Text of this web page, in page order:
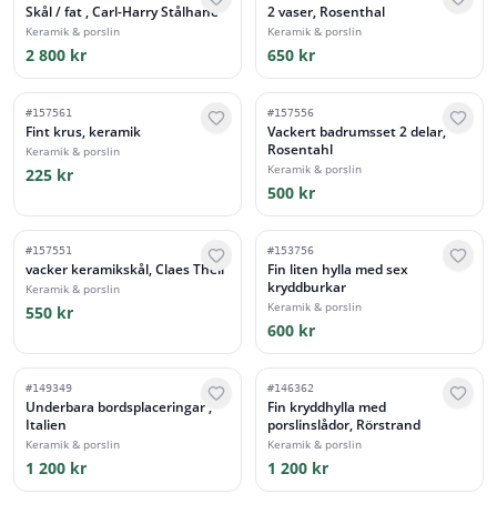
Skål / fat , Carl-Harry Stålhane
Keramik & porslin
2 800 kr
2 vaser, Rosenthal
Keramik & porslin
650 kr
#157561
Fint krus, keramik
Keramik & porslin
225 kr
#157556
Vackert badrumsset 2 delar,
Rosentahl
Keramik & porslin
500 kr
#157551
vacker keramikskål, Claes Thell
Keramik & porslin
550 kr
#153756
Fin liten hylla med sex
kryddburkar
Keramik & porslin
600 kr
#149349
Underbara bordsplaceringar ,
Italien
Keramik & porslin
1 200 kr
#146362
Fin kryddhylla med
porslinslådor, Rörstrand
Keramik & porslin
1 200 kr